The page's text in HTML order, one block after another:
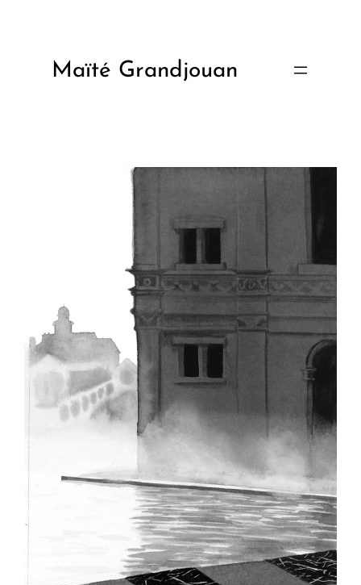
Maïté Grandjouan